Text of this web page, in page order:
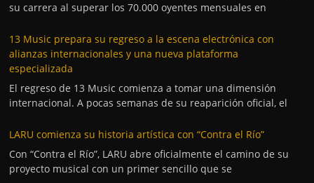
su carrera al superar los 70.000 oyentes mensuales en
13 Music prepara su regreso a la escena electrónica con
alianzas internacionales y una nueva plataforma
especializada
El regreso de 13 Music comienza a tomar una dimensión
internacional. A pocas semanas de su reaparición oficial, el
LARU comienza su historia artística con “Contra el Río”
Con “Contra el Río”, LARU abre oficialmente el camino de su
proyecto musical con un primer sencillo que se